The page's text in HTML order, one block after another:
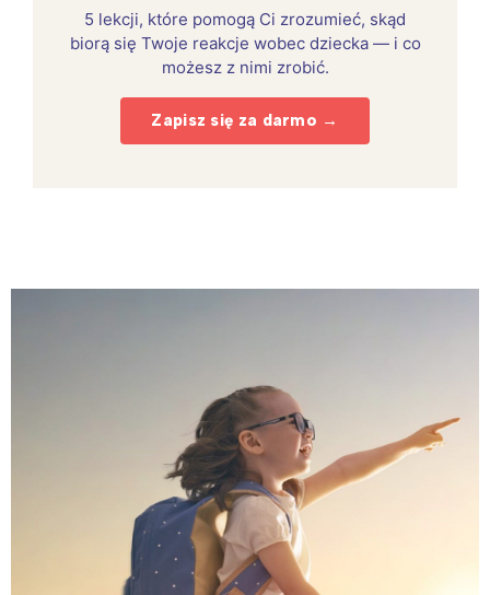
5 lekcji, które pomogą Ci zrozumieć, skąd
biorą się Twoje reakcje wobec dziecka — i co
możesz z nimi zrobić.
Zapisz się za darmo →